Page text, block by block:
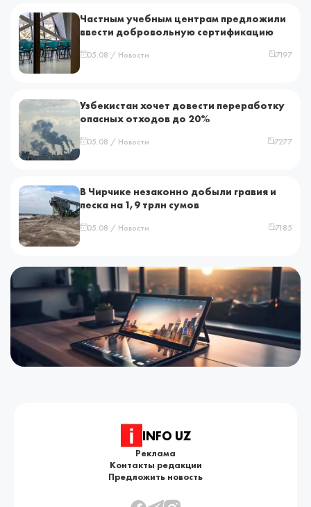
Частным учебным центрам предложили
ввести добровольную сертификацию
05.08 / Новости 7197
Узбекистан хочет довести переработку
опасных отходов до 20%
05.08 / Новости 7277
В Чирчике незаконно добыли гравия и
песка на 1,9 трлн сумов
05.08 / Новости 7185
INFO UZ
Реклама
Контакты редакции
Предложить новость